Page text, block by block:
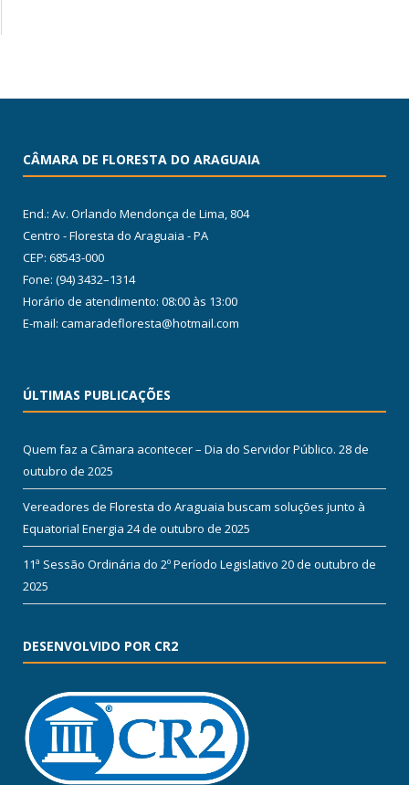
CÂMARA DE FLORESTA DO ARAGUAIA
End.: Av. Orlando Mendonça de Lima, 804
Centro - Floresta do Araguaia - PA
CEP: 68543-000
Fone: (94) 3432–1314
Horário de atendimento: 08:00 às 13:00
E-mail: camaradefloresta@hotmail.com
ÚLTIMAS PUBLICAÇÕES
Quem faz a Câmara acontecer – Dia do Servidor Público. 28 de
outubro de 2025
Vereadores de Floresta do Araguaia buscam soluções junto à
Equatorial Energia 24 de outubro de 2025
11ª Sessão Ordinária do 2º Período Legislativo 20 de outubro de
2025
DESENVOLVIDO POR CR2